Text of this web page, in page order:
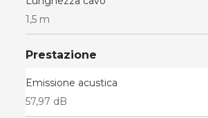
1,5 m
Prestazione
Emissione acustica
57,97 dB